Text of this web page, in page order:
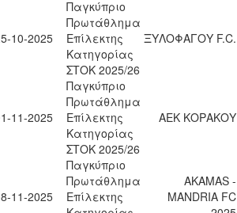
10-2025
Παγκύπριο
Πρωτάθλημα
Επίλεκτης
Κατηγορίας
ΣΤΟΚ 2025/26
ΞΥΛΟΦΑΓΟΥ F.C.
11-2025
Παγκύπριο
Πρωτάθλημα
Επίλεκτης
Κατηγορίας
ΣΤΟΚ 2025/26
ΑΕΚ ΚΟΡΑΚΟΥ
11-2025
Παγκύπριο
Πρωτάθλημα
Επίλεκτης
AKAMAS -
MANDRIA FC